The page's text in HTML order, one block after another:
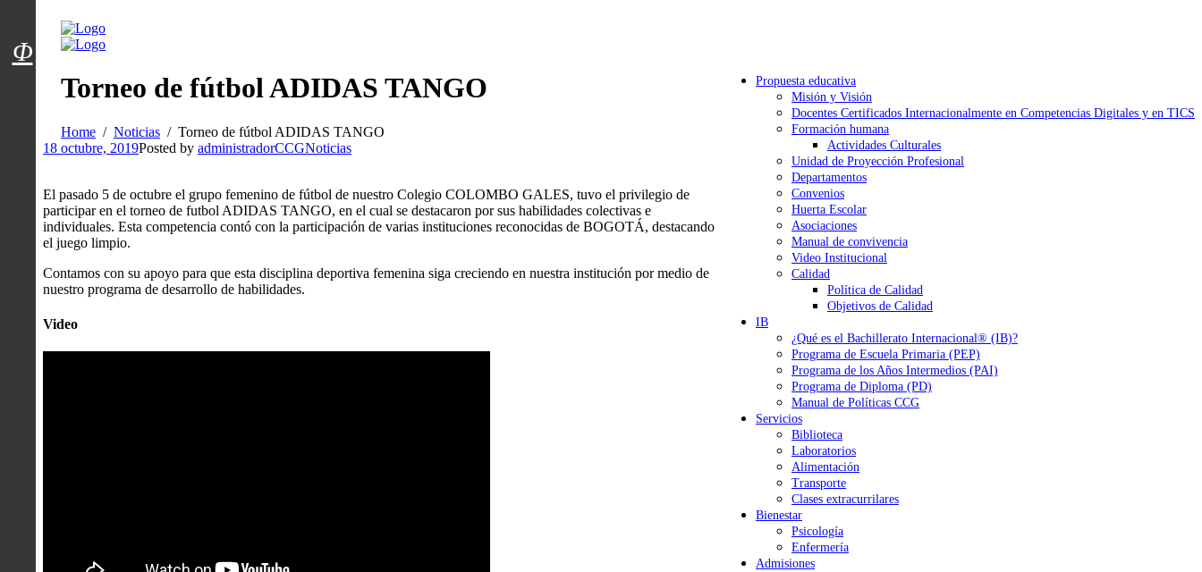
Menú usuarios
Propuesta educativa
Misión y Visión
Docentes Certificados Internacionalmente en Competencias Digitales y en TICS
Formación humana
Actividades Culturales
Unidad de Proyección Profesional
Departamentos
Convenios
Huerta Escolar
Asociaciones
Manual de convivencia
Video Institucional
Calidad
Política de Calidad
Objetivos de Calidad
IB
¿Qué es el Bachillerato Internacional® (IB)?
Programa de Escuela Primaria (PEP)
Programa de los Años Intermedios (PAI)
Programa de Diploma (PD)
Manual de Políticas CCG
Servicios
Biblioteca
Laboratorios
Alimentación
Transporte
Clases extracurrilares
Bienestar
Psicología
Enfermería
Admisiones
Torneo de fútbol ADIDAS TANGO
Home Noticias
Torneo de fútbol ADIDAS TANGO
18 octubre, 2019Posted by administradorCCGNoticias
El pasado 5 de octubre el grupo femenino de fútbol de nuestro Colegio COLOMBO GALES, tuvo el privilegio de
participar en el torneo de futbol ADIDAS TANGO, en el cual se destacaron por sus habilidades colectivas e
individuales. Esta competencia contó con la participación de varias instituciones reconocidas de BOGOTÁ, destacando
el juego limpio.
Contamos con su apoyo para que esta disciplina deportiva femenina siga creciendo en nuestra institución por medio de
nuestro programa de desarrollo de habilidades.
Video
Φ